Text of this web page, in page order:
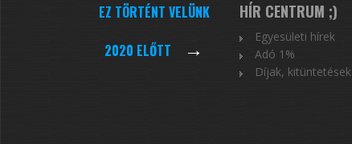
EZ TÖRTÉNT VELÜNK
2020 ELŐTT
→
HÍR CENTRUM ;)
Egyesületi hírek
Adó 1%
Díjak, kitüntetések